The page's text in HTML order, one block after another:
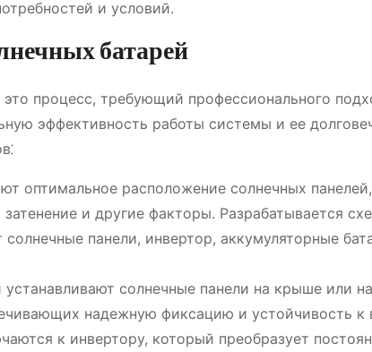
и условий.
батарей
процесс, требующий профессионального
эффективность работы системы и ее
оптимальное расположение солнечных
и другие факторы. Разрабатывается
панели, инвертор, аккумуляторные
солнечные панели на крыше или
надежную фиксацию и устойчивость к
к инвертору, который преобразует